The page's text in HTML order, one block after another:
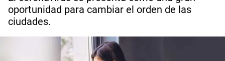
oportunidad para cambiar el orden de las
ciudades.